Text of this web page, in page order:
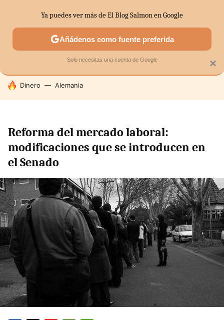
SECTORES ECONOMÍA DOMÉSTICA MERCADOS
HOY SE HABLA DE
Dinero Alemania
Reforma del mercado laboral:
modificaciones que se introducen en
el Senado
×
Ya puedes ver más de El Blog Salmon en Google
Añádenos como fuente preferida
Solo necesitas una cuenta de Google